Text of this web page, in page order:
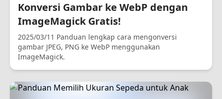
Konversi Gambar ke WebP dengan
ImageMagick Gratis!
2025/03/11 Panduan lengkap cara mengonversi
gambar JPEG, PNG ke WebP menggunakan
ImageMagick.